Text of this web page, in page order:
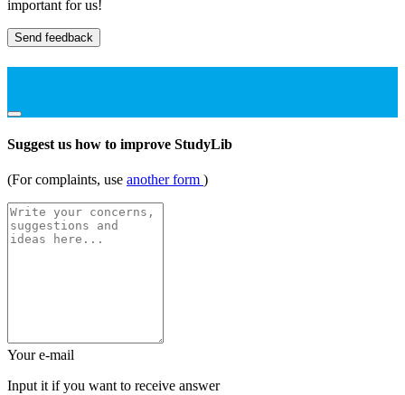
important for us!
Send feedback
Suggest us how to improve StudyLib
(For complaints, use another form )
Your e-mail
Input it if you want to receive answer